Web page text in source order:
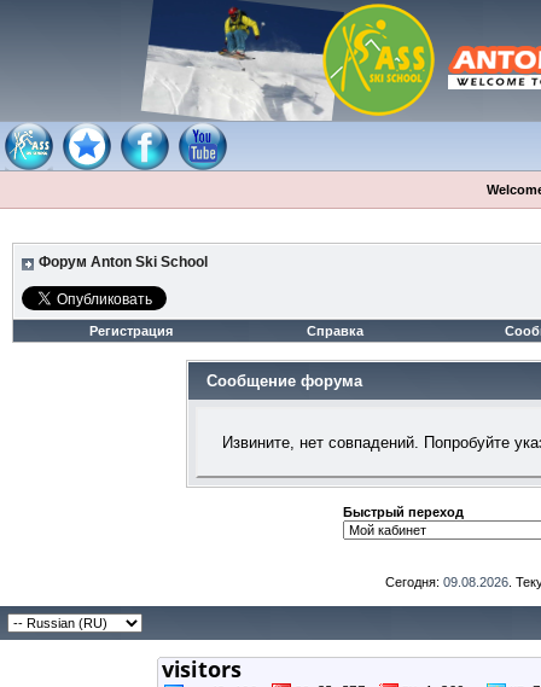
Форум Anton Ski School
Регистрация Справка
Сообщение форума
Извините, нет совпадений. Попробуйте
Быстрый переход
Сегодня: 09.08.2026 .